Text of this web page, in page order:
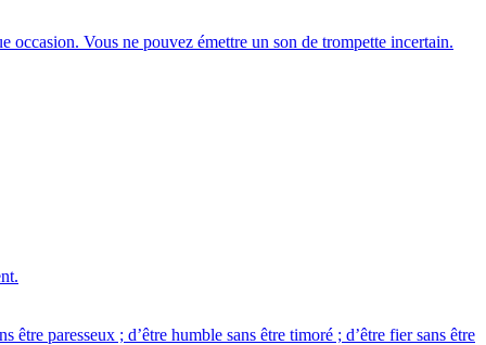
occasion. Vous ne pouvez émettre un son de trompette incertain.
être paresseux ; d’être humble sans être timoré ; d’être fier sans être